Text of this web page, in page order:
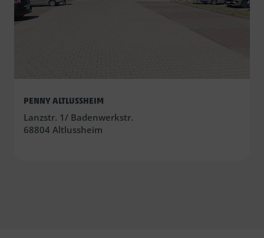
PENNY ALTLUSSHEIM
Lanzstr. 1/ Badenwerkstr.
68804 Altlussheim